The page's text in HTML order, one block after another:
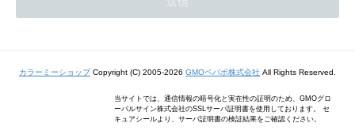
カラーミーショップCopyright (C) 2005-2026 GMOペパボ株式会社 All Rights Reserved.
当サイトでは、通信情報の暗号化と実在性の証明のため、GMOグロ
ーバルサイン株式会社のSSLサーバ証明書を使用しております。 セ
キュアシールより、サーバ証明書の検証結果をご確認ください。